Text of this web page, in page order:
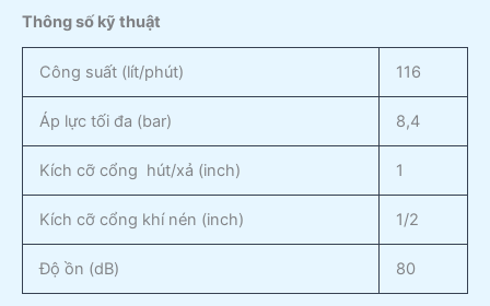
Thông số kỹ thuật
Công suất (lít/phút) 116
Áp lực tối đa (bar) 8,4
Kích cỡ cổng hút/xả (inch) 1
Kích cỡ cổng khí nén (inch) 1/2
Độ ồn (dB) 80